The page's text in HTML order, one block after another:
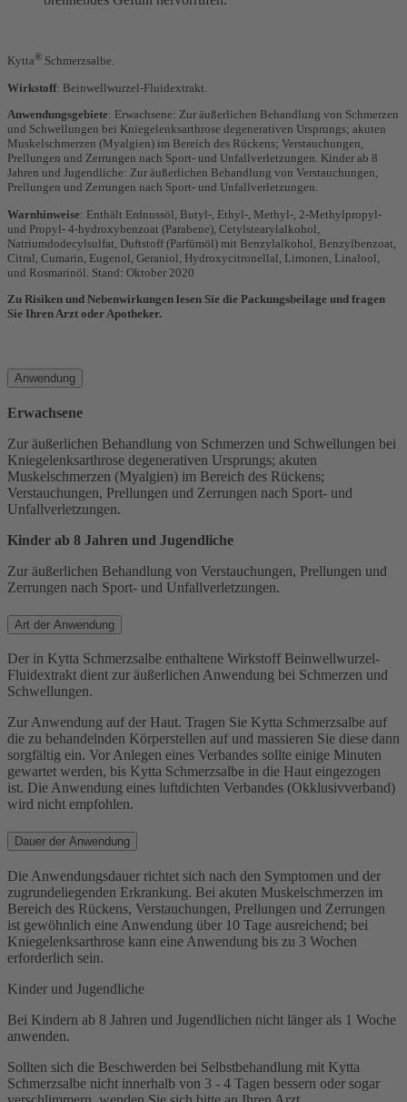
Kytta® Schmerzsalbe.
Wirkstoff: Beinwellwurzel-Fluidextrakt.
Anwendungsgebiete: Erwachsene: Zur äußerlichen Behandlung von Schmerzen
und Schwellungen bei Kniegelenksarthrose degenerativen Ursprungs; akuten
Muskelschmerzen (Myalgien) im Bereich des Rückens; Verstauchungen,
Prellungen und Zerrungen nach Sport- und Unfallverletzungen. Kinder ab 8
Jahren und Jugendliche: Zur äußerlichen Behandlung von Verstauchungen,
Prellungen und Zerrungen nach Sport- und Unfallverletzungen.
Warnhinweise: Enthält Erdnussöl, Butyl-, Ethyl-, Methyl-, 2-Methylpropyl-
und Propyl- 4-hydroxybenzoat (Parabene), Cetylstearylalkohol,
Natriumdodecylsulfat, Duftstoff (Parfümöl) mit Benzylalkohol, Benzylbenzoat,
Citral, Cumarin, Eugenol, Geraniol, Hydroxycitronellal, Limonen, Linalool,
und Rosmarinöl. Stand: Oktober 2020
Zu Risiken und Nebenwirkungen lesen Sie die Packungsbeilage und fragen
Sie Ihren Arzt oder Apotheker.
Anwendung
Erwachsene
Zur äußerlichen Behandlung von Schmerzen und Schwellungen bei
Kniegelenksarthrose degenerativen Ursprungs; akuten
Muskelschmerzen (Myalgien) im Bereich des Rückens;
Verstauchungen, Prellungen und Zerrungen nach Sport- und
Unfallverletzungen.
Kinder ab 8 Jahren und Jugendliche
Zur äußerlichen Behandlung von Verstauchungen, Prellungen und
Zerrungen nach Sport- und Unfallverletzungen.
Art der Anwendung
Der in Kytta Schmerzsalbe enthaltene Wirkstoff Beinwellwurzel-
Fluidextrakt dient zur äußerlichen Anwendung bei Schmerzen und
Schwellungen.
Zur Anwendung auf der Haut. Tragen Sie Kytta Schmerzsalbe auf
die zu behandelnden Körperstellen auf und massieren Sie diese dann
sorgfältig ein. Vor Anlegen eines Verbandes sollte einige Minuten
gewartet werden, bis Kytta Schmerzsalbe in die Haut eingezogen
ist. Die Anwendung eines luftdichten Verbandes (Okklusivverband)
wird nicht empfohlen.
Dauer der Anwendung
Die Anwendungsdauer richtet sich nach den Symptomen und der
zugrundeliegenden Erkrankung. Bei akuten Muskelschmerzen im
Bereich des Rückens, Verstauchungen, Prellungen und Zerrungen
ist gewöhnlich eine Anwendung über 10 Tage ausreichend; bei
Kniegelenksarthrose kann eine Anwendung bis zu 3 Wochen
erforderlich sein.
Kinder und Jugendliche
Bei Kindern ab 8 Jahren und Jugendlichen nicht länger als 1 Woche
anwenden.
Sollten sich die Beschwerden bei Selbstbehandlung mit Kytta
Schmerzsalbe nicht innerhalb von 3 - 4 Tagen bessern oder sogar